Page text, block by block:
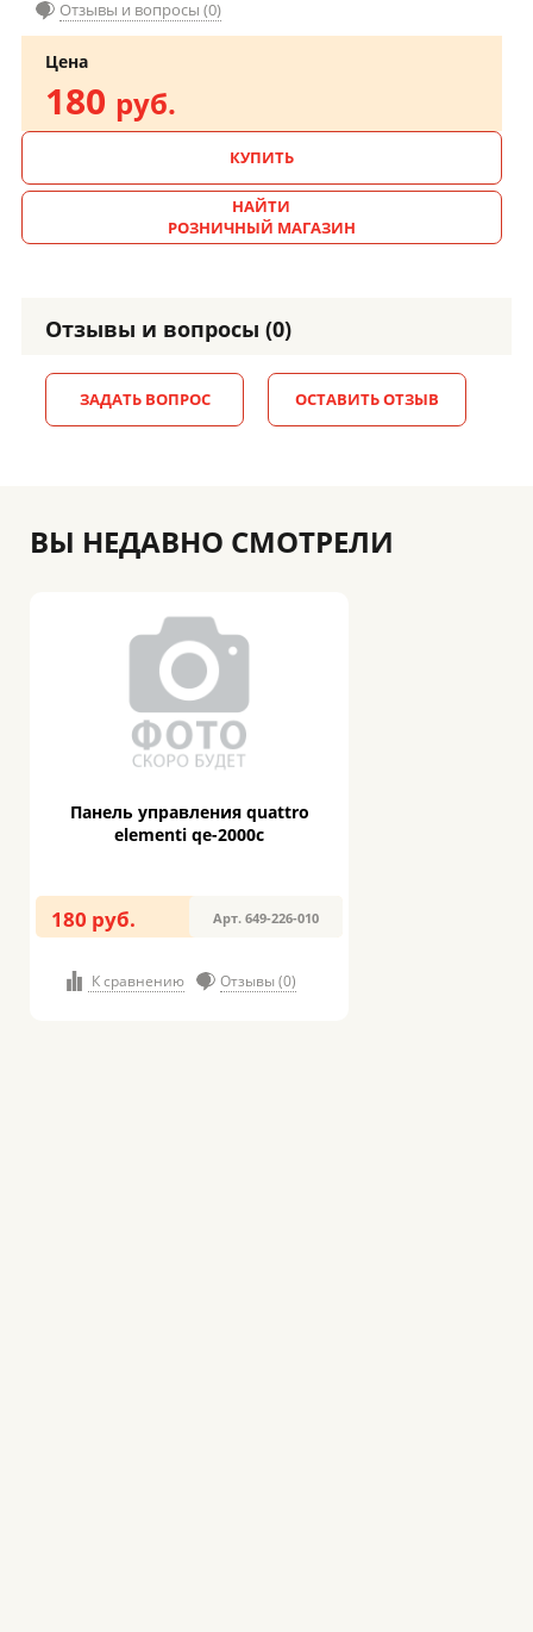
Отзывы и вопросы (0)
Цена
180 руб.
КУПИТЬ
НАЙТИ
РОЗНИЧНЫЙ МАГАЗИН
Отзывы и вопросы (0)
ЗАДАТЬ ВОПРОС ОСТАВИТЬ ОТЗЫВ
ВЫ НЕДАВНО СМОТРЕЛИ
Панель управления quattro
elementi qe-2000c
180 руб. Арт. 649-226-010
К сравнению Отзывы (0)